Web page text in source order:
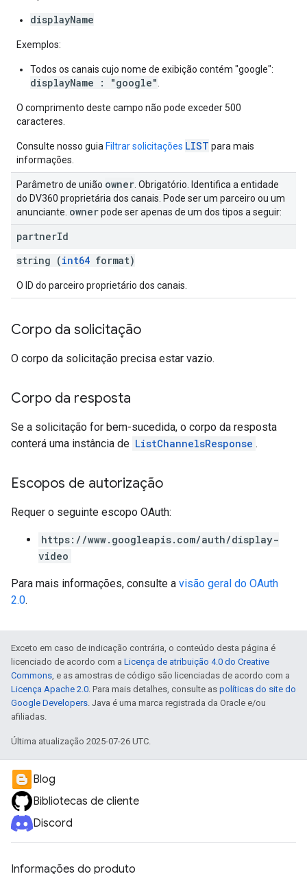
displayName
Exemplos:
Todos os canais cujo nome de exibição contém "google":
displayName : "google"
O comprimento deste campo não pode exceder 500
caracteres.
Consulte nosso guia Filtrar solicitações LIST para mais
informações.
Parâmetro de união owner . Obrigatório. Identifica a entidade
do DV360 proprietária dos canais. Pode ser um parceiro ou um
anunciante. ownerpode ser apenas de um dos tipos a seguir:
partnerId
string (int64 format)
O ID do parceiro proprietário dos canais.
Corpo da solicitação
O corpo da solicitação precisa estar vazio.
Corpo da resposta
Se a solicitação for bem-sucedida, o corpo da resposta
conterá uma instância de ListChannelsResponse .
Escopos de autorização
Requer o seguinte escopo OAuth:
https://www.googleapis.com/auth/display-
video
Para mais informações, consulte a visão geral do OAuth
2.0.
Exceto em caso de indicação contrária, o conteúdo desta página é
licenciado de acordo com a Licença de atribuição 4.0 do Creative
Commons, e as amostras de código são licenciadas de acordo com a
Licença Apache 2.0. Para mais detalhes, consulte as políticas do site do
Google Developers. Java é uma marca registrada da Oracle e/ou
afiliadas.
Última atualização 2025-07-26 UTC.
Blog
Bibliotecas de cliente
Discord
Informações do produto